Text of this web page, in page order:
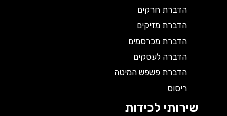
הדברת חרקים
הדברת מזיקים
הדברת מכרסמים
הדברה לעסקים
הדברת פשפש המיטה
ריסוס
שירותי לכידות